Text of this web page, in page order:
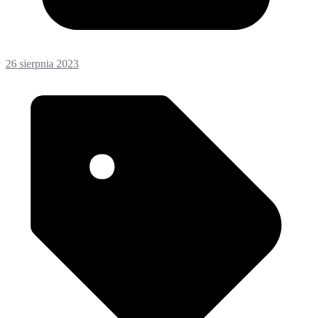
26 sierpnia 2023